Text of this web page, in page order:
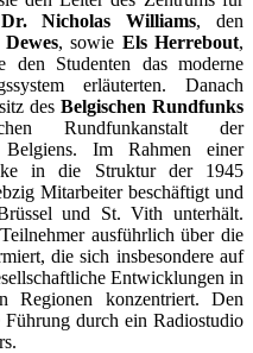
Dr. Nicholas Williams, den
, sowie Els Herrebout,
den Studenten das moderne
erläuterten. Danach
desBelgischen Rundfunks
Rundfunkanstalt der
Belgiens. Im Rahmen einer
in die Struktur der 1945
Mitarbeiter beschäftigt und
und St. Vith unterhält.
ausführlich über die
die sich insbesondere auf
Entwicklungen in
Regionen konzentriert. Den
Führung durch ein Radiostudio